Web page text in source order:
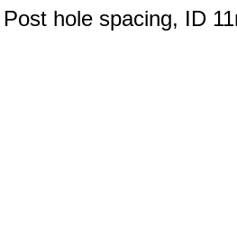
Post hole spacing, ID